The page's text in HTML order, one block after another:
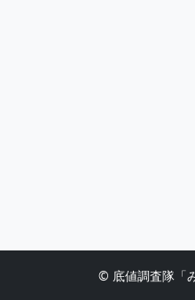
© 底値調査隊「